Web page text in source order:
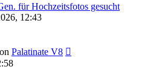
für Hochzeitsfotos gesucht
12:43
Palatinate V8